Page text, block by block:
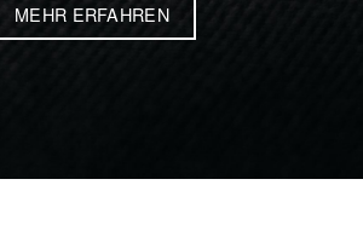
MEHR ERFAHREN